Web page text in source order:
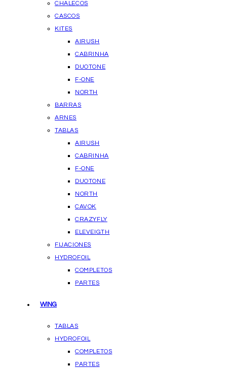
CHALECOS
CASCOS
KITES
AIRUSH
CABRINHA
DUOTONE
F-ONE
NORTH
BARRAS
ARNES
TABLAS
AIRUSH
CABRINHA
F-ONE
DUOTONE
NORTH
CAVOK
CRAZYFLY
ELEVEIGTH
FIJACIONES
HYDROFOIL
COMPLETOS
PARTES
WING
TABLAS
HYDROFOIL
COMPLETOS
PARTES